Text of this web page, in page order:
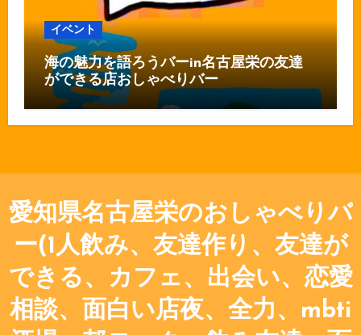
イベント
海の魅力を語ろうバーin名古屋栄の友達
ができる店おしゃべりバー
愛知県名古屋栄のおしゃべりバ
ー(1人飲み、友達作り、友達が
できる、カフェ、出会い、恋愛
相談、面白い店夜、全力、mbti